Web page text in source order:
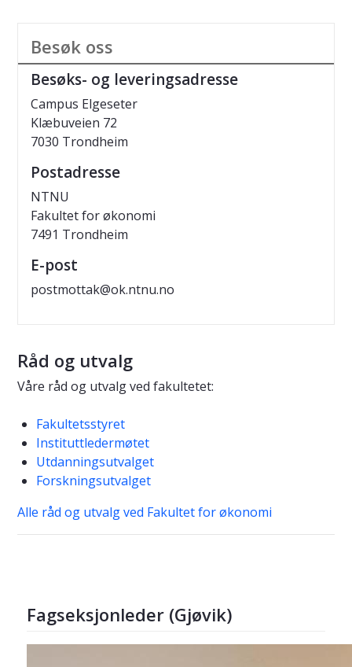
Besøk oss
Besøks- og leveringsadresse
Campus Elgeseter
Klæbuveien 72
7030 Trondheim
Postadresse
NTNU
Fakultet for økonomi
7491 Trondheim
E-post
postmottak@ok.ntnu.no
Råd og utvalg
Våre råd og utvalg ved fakultetet:
Fakultetsstyret
Instituttledermøtet
Utdanningsutvalget
Forskningsutvalget
Alle råd og utvalg ved Fakultet for økonomi
Fagseksjonleder (Gjøvik)